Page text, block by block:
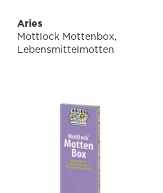
Aries
Mottlock Mottenbox,
Lebensmittelmotten